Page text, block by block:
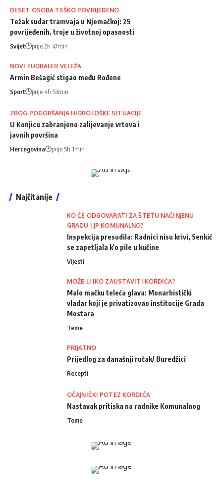
DESET OSOBA TEŠKO POVRIJEĐENO
Težak sudar tramvaja u Njemačkoj: 25
povrijeđenih, troje u životnoj opasnosti
Svijet prije 2h 47min
NOVI FUDBALER VELEŽA
Armin Bešagić stigao među Rođene
Sport prije 4h 53min
ZBOG POGORŠANJA HIDROLOŠKE SITUACIJE
U Konjicu zabranjeno zalijevanje vrtova i
javnih površina
Hercegovina prije 5h 1min
Najčitanije
KO ĆE ODGOVARATI ZA ŠTETU NAČINJENU
GRADU I JP KOMUNALNO?
Inspekcija presudila: Radnici nisu krivi, Senkić
se zapetljala k'o pile u kučine
Vijesti
MOŽE LI IKO ZAUSTAVITI KORDIĆA?
Malo mačku teleća glava: Monarhistički
vladar koji je privatizovao institucije Grada
Mostara
Teme
PRIJATNO
Prijedlog za današnji ručak/ Buredžici
Recepti
OČAJNIČKI POTEZ KORDIĆA
Nastavak pritiska na radnike Komunalnog
Teme